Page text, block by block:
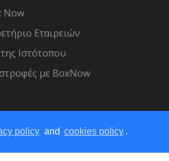
policy and cookies policy .
Now
Εταιρειών
Ιστότοπου
με BoxNow